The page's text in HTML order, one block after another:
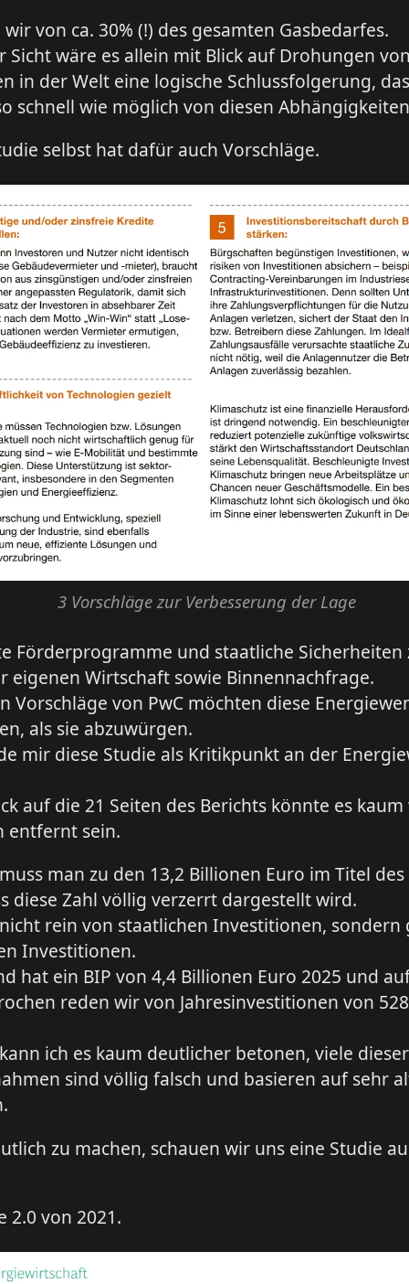
von ca. 30% (!) des gesamten Gasbedarfes.
Sicht wäre es allein mit Blick auf Drohungen
in der Welt eine logische Schlussfolgerung,
schnell wie möglich von diesen
selbst hat dafür auch Vorschläge.
3 Vorschläge zur Verbesserung der Lage
Förderprogramme und staatliche Sicherheiten
eigenen Wirtschaft sowie Binnennachfrage.
Vorschläge von PwC möchten diese
als sie abzuwürgen.
mir diese Studie als Kritikpunkt an der
auf die 21 Seiten des Berichts könnte es
entfernt sein.
man zu den 13,2 Billionen Euro im Titel
diese Zahl völlig verzerrt dargestellt wird.
rein von staatlichen Investitionen, sondern
Investitionen.
hat ein BIP von 4,4 Billionen Euro 2025 und
reden wir von Jahresinvestitionen von
ich es kaum deutlicher betonen, viele dieser
sind völlig falsch und basieren auf sehr
zu machen, schauen wir uns eine Studie
2.0 von 2021.